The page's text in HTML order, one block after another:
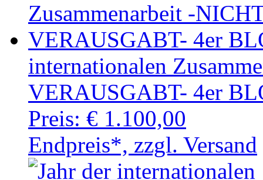
internationalen
VERAUSGABT- 4er
Preis: € 1.100,00
Endpreis*, zzgl. Versand